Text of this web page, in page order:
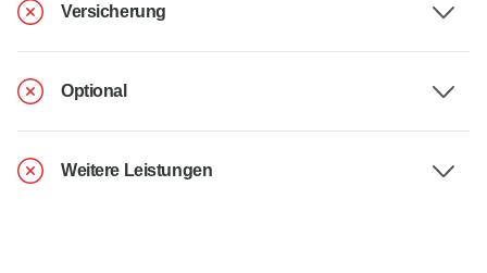
Versicherung
Optional
Weitere Leistungen